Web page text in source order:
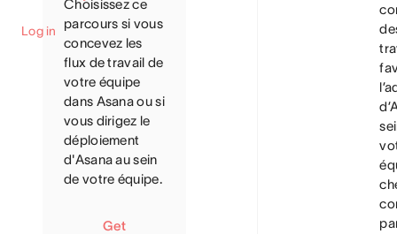
Log in
Choisissez ce
parcours si vous
concevez les
flux de travail de
votre équipe
dans Asana ou si
vous dirigez le
déploiement
d'Asana au sein
de votre équipe.
Get